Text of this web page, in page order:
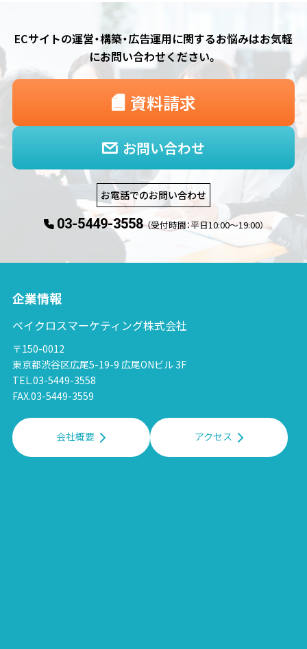
ECサイトの運営・構築・広告運用に関するお悩みはお気軽
にお問い合わせください。
お問い合わせ
資料請求
お電話でのお問い合わせ
03-5449-3558 （受付時間：平日10:00〜19:00）
企業情報
ベイクロスマーケティング株式会社
〒150-0012
東京都渋谷区広尾5-19-9 広尾ONビル 3F
TEL.03-5449-3558
FAX.03-5449-3559
会社概要 アクセス